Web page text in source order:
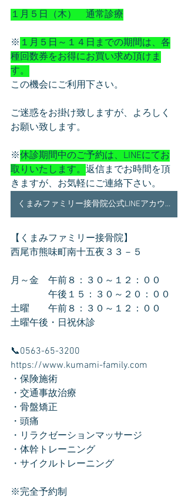
１月５日（木）　通常診療
※ １月５日～１４日までの期間は、各
種回数券をお得にお買い求め頂けま
す。
この機会にご利用下さい。
ご迷惑をお掛け致しますが、よろしく
お願い致します。
※休診期間中のご予約は、LINEにてお
取りいたします。 返信までお時間を頂
きますが、お気軽にご連絡下さい。
くまみファミリー接骨院公式LINEアカウント
【くまみファミリー接骨院】
西尾市熊味町南十五夜３３－５
月～金　午前８：３０～１２：００
午後１５：３０～２０：００
土曜　　午前８：３０～１２：００
土曜午後・日祝休診
📞0563-65-3200
https://www.kumami-family.com
・保険施術
・交通事故治療
・骨盤矯正
・頭痛
・リラクゼーションマッサージ
・体幹トレーニング
・サイクルトレーニング
※完全予約制